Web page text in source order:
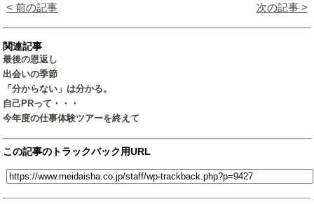
< 前の記事 次の記事 >
関連記事
最後の恩返し
出会いの季節
「分からない」は分かる。
自己PRって・・・
今年度の仕事体験ツアーを終えて
この記事のトラックバック用URL